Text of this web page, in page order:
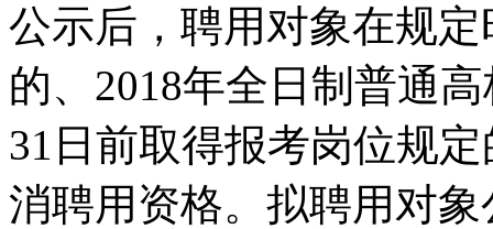
公示后，聘用对象在规
的、 2018年全日制普通
31 日前取得报考岗位规
消聘用资格。拟聘用对